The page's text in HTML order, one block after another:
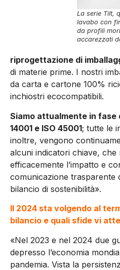
La serie Tilt,
lavabo con
da profili
accarezzati
riprogettazione di
di materie prime. I nostri
da carta e cartone 100%
inchiostri ecocompatibili.
Siamo attualmente in fase
14001 e ISO 45001; tutte le
inoltre, vengono
alcuni indicatori chiave, che
efficacemente l’impatto e
comunicazione trasparente
bilancio di sostenibilità».
Il 2024 sta volgendo al
bilancio e quali sfide vi
«Nel 2023 e nel 2024 due
depresso l’economia
pandemia. Vista la